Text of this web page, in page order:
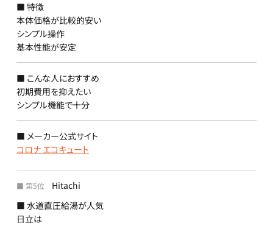
■ 特徴
本体価格が比較的安い
シンプル操作
基本性能が安定
■ こんな人におすすめ
初期費用を抑えたい
シンプル機能で十分
■ メーカー公式サイト
コロナ エコキュート
■ 第5位 Hitachi
■ 水道直圧給湯が人気
日立は